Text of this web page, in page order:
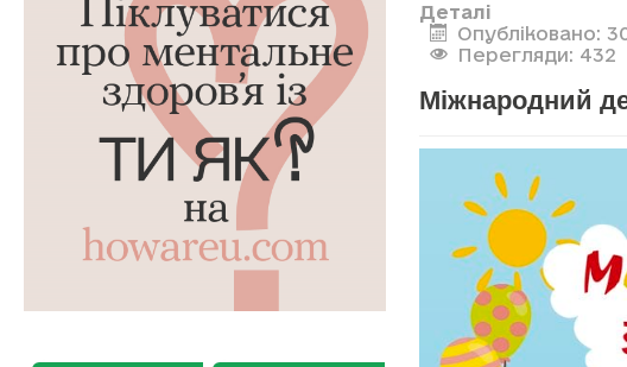
Деталі
Опубліковано:
Перегляди: 432
Міжнародний